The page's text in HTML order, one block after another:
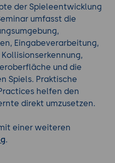
der Spieleentwicklung
umfasst die
Eingabeverarbeitung,
und die
Spiels. Praktische
helfen den
direkt umzusetzen.
einer weiteren
.